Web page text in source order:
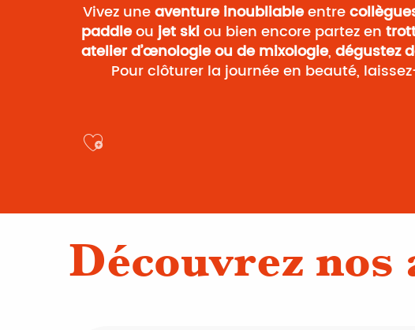
Vivez uneaventure inoubliableentre
paddleoujet skiou bien encore partez en
atelier d’œnologie ou de mixologie, dégustez
Pour clôturer la journée en beauté,
Ajouter aux favoris
Découvrez nos